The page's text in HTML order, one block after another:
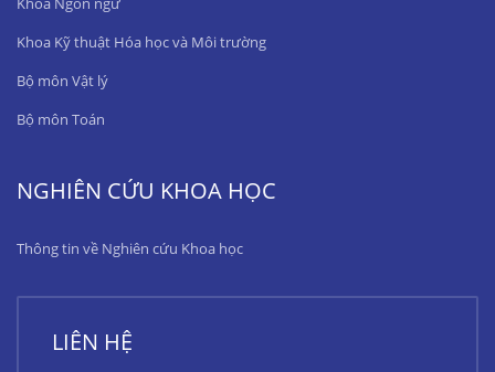
Khoa Kỹ thuật Hóa học và Môi trường
Bộ môn Vật lý
Bộ môn Toán
NGHIÊN CỨU KHOA HỌC
Thông tin về Nghiên cứu Khoa học
LIÊN HỆ